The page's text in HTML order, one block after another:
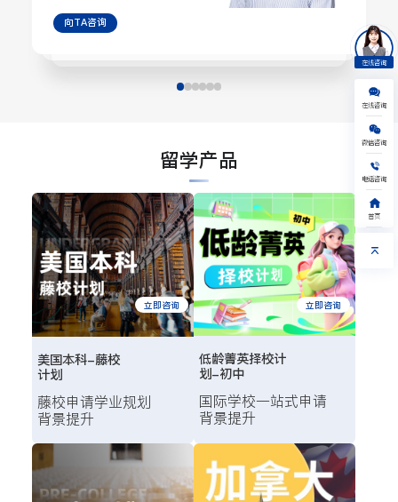
向TA咨询
留学产品
美国本科-藤校
计划
藤校申请学业规划
背景提升
立即咨询
低龄菁英择校计
划-初中
国际学校一站式申请
背景提升
立即咨询
在线咨询
在线咨询
加拿大 新加坡
微信咨询
1V1留学规划
获取留学资料
电话咨询
获取验证码
提交，给您回电
我已阅读并同意《隐私保护协议》
首页